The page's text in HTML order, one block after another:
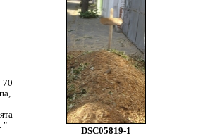
70
"
DSC05819-1